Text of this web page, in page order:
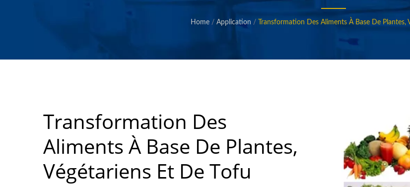
Home / Application / Transformation Des Aliments À Base De Plantes,
Transformation Des
Aliments À Base De Plantes,
Végétariens Et De Tofu